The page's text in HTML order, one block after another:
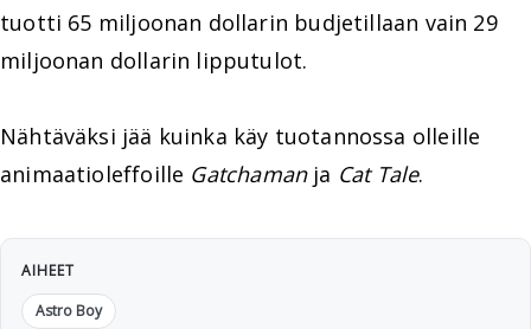
tuotti 65 miljoonan dollarin budjetillaan vain 29
miljoonan dollarin lipputulot.
Nähtäväksi jää kuinka käy tuotannossa olleille
animaatioleffoille Gatchamanja Cat Tale.
AIHEET
Astro Boy